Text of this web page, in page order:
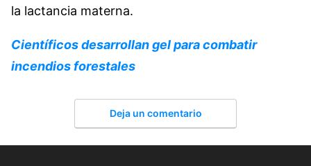
la lactancia materna.
Científicos desarrollan gel para combatir
incendios forestales
Deja un comentario